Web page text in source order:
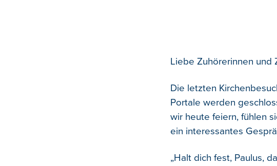
Liebe Zuhörerinnen und
Die letzten
Portale werden
wir heute feiern, fühlen
ein interessantes
„Halt dich fest, Paulus,